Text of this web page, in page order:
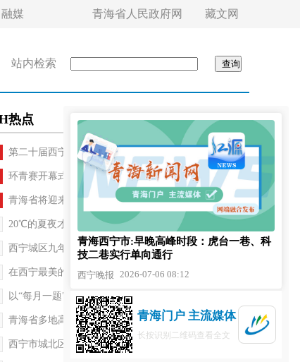
融媒 青海省人民政府网 藏文网
站内检索
热点
第二十届西宁FIRST青年电影展即将启幕
环青赛开幕式这些亮点别错过
青海省将迎来今年首场大范围大到暴雨天气过程
20℃的夏夜才是西宁夏天的正确打开方式
西宁城区九年级学业水平考试成绩今日9时公布
在西宁最美的季节相约环青赛
以“每月一题”绘就基层治理现代化新图景——聚焦...
青海省多地高温天气持续 这轮热浪何时退场
西宁市城北区：“红心链”串起万家暖 幸福专员一线...
青海西宁市:早晚高峰时段：虎台一巷、科
技二巷实行单向通行
西宁晚报 2026-07-06 08:12
青海门户 主流媒体
长按识别二维码查看全文